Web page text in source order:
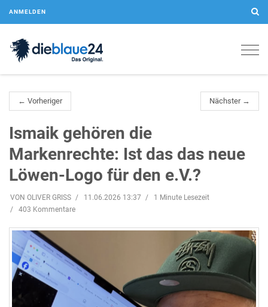
ANMELDEN
← Vorheriger Nächster →
Ismaik gehören die
Markenrechte: Ist das das neue
Löwen-Logo für den e.V.?
VON OLIVER GRISS 11.06.2026 13:37
1 Minute Lesezeit
403 Kommentare